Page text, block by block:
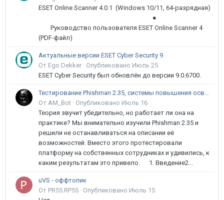
ESET Online Scanner 4.0.1 (Windows 10/11, 64-разрядная)
●
Руководство пользователя ESET Online Scanner 4
(PDF-файл)
Актуальные версии ESET Cyber Security 9
От Ego Dekker · Опубликовано Июль 25
ESET Cyber Security был обновлён до версии 9.0.6700.
Тестирование Phishman 2.35, системы повышения осведомлённости пользователей в сфере ИБ
От AM_Bot · Опубликовано Июль 16
Теория звучит убедительно, но работает ли она на
практике? Мы внимательно изучили Phishman 2.35 и
решили не останавливаться на описании её
возможностей. Вместо этого протестировали
платформу на собственных сотрудниках и удивились, к
каким результатам это привело. 1. Введение2...
uVS - оффтопик
От PR55.RP55 · Опубликовано Июль 15